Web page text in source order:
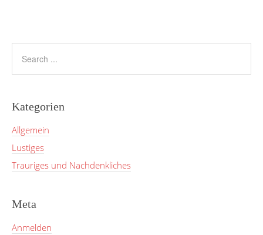
Kategorien
Allgemein
Lustiges
Trauriges und Nachdenkliches
Meta
Anmelden